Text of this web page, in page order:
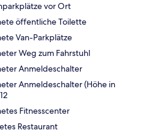
vor Ort
öffentliche Toilette
Van-Parkplätze
Weg zum Fahrstuhl
Anmeldeschalter
Anmeldeschalter (Höhe in
Fitnesscenter
Restaurant